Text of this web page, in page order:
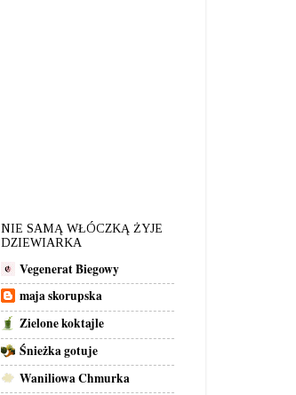
NIE SAMĄ WŁÓCZKĄ ŻYJE
DZIEWIARKA
Vegenerat Biegowy
maja skorupska
Zielone koktajle
Śnieżka gotuje
Waniliowa Chmurka